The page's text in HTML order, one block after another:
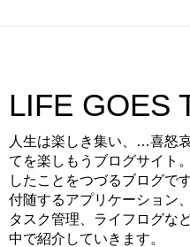
LIFE GOES
人生は楽しき集い、…喜怒
てを楽しもうブログサイト
したことをつづるブログで
付随するアプリケーション
タスク管理、ライフログな
中で紹介していきます。